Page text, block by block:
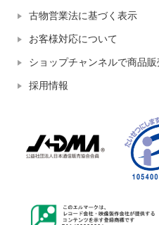
古物営業法に基づく表示
お客様対応について
ショップチャンネルで商品
採用情報